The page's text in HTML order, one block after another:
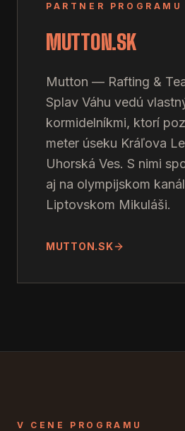
PARTNER PROGRAMU
MUTTON.SK
Mutton — Rafting &
Splav Váhu vedú
kormidelníkmi, ktorí
meter úseku Kráľova
Uhorská Ves. S nimi
aj na olympijskom
Liptovskom Mikuláši.
MUTTON.SK
V CENE PROGRAMU